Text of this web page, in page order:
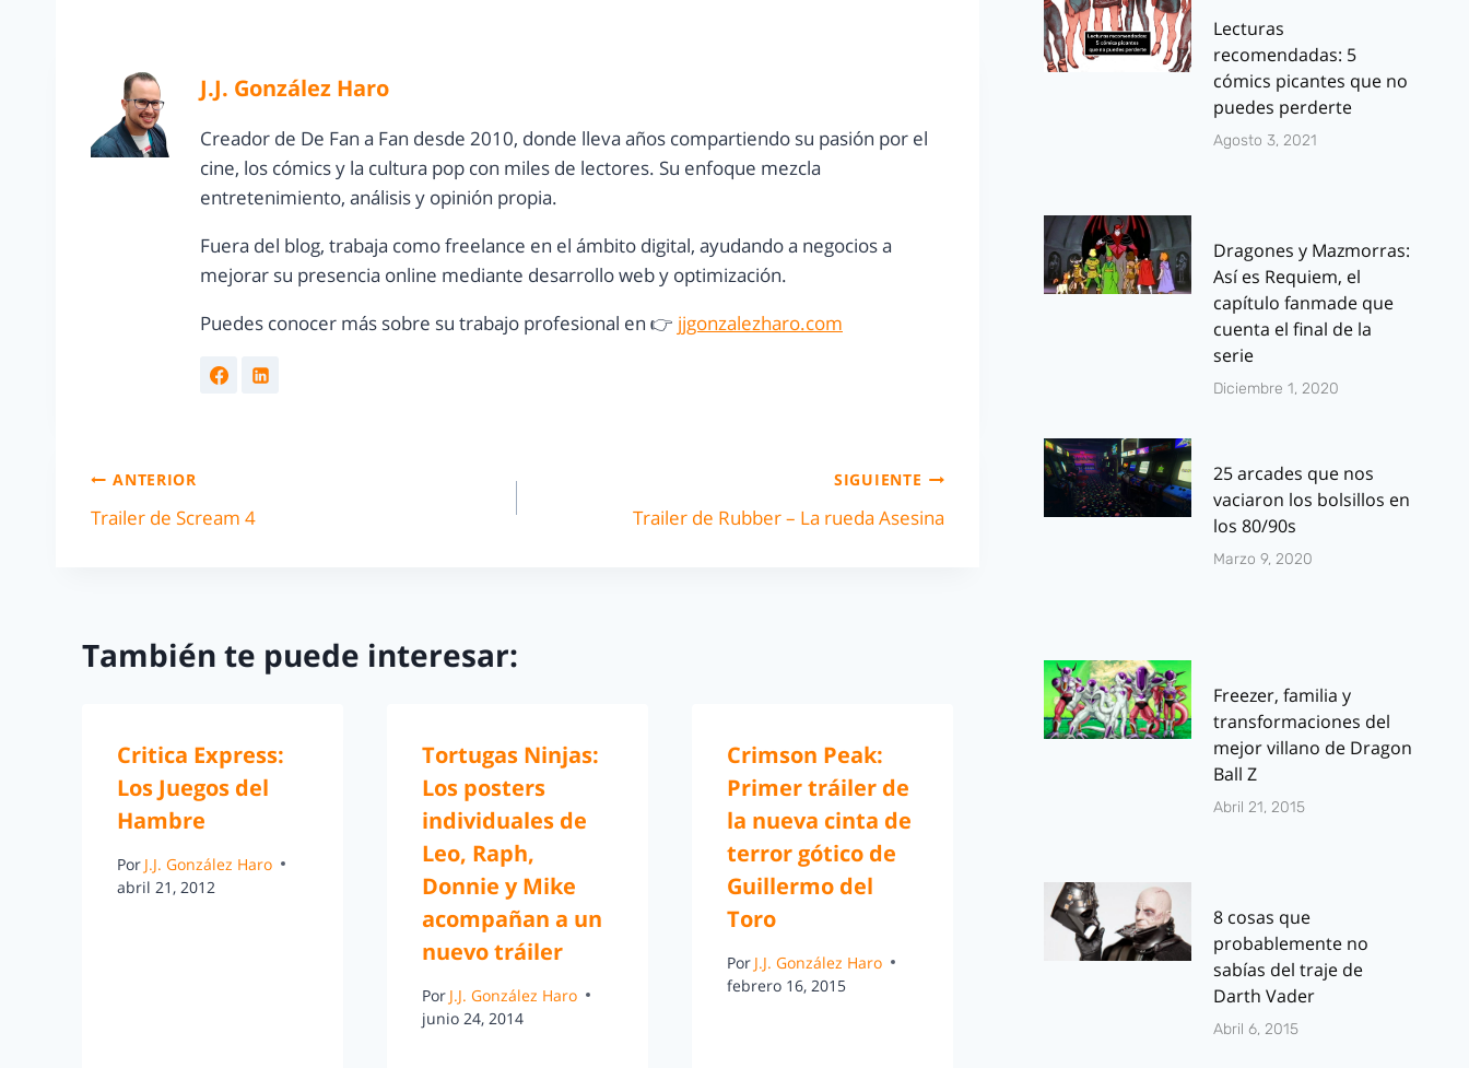
J.J. González Haro
Creador de De Fan a Fan desde 2010, donde lleva años compartiendo su pasión por el
cine, los cómics y la cultura pop con miles de lectores. Su enfoque mezcla
entretenimiento, análisis y opinión propia.
Fuera del blog, trabaja como freelance en el ámbito digital, ayudando a negocios a
mejorar su presencia online mediante desarrollo web y optimización.
Puedes conocer más sobre su trabajo profesional en 👉 jjgonzalezharo.com
ANTERIOR
Trailer de Scream 4
SIGUIENTE
Trailer de Rubber – La rueda Asesina
También te puede interesar:
Critica Express:
Los Juegos del
Hambre
Por J.J. González Haro
abril 21, 2012
Tortugas Ninjas:
Los posters
individuales de
Leo, Raph,
Donnie y Mike
acompañan a un
nuevo tráiler
Por J.J. González Haro
junio 24, 2014
Crimson Peak:
Primer tráiler de
la nueva cinta de
terror gótico de
Guillermo del
Toro
Por J.J. González Haro
febrero 16, 2015
Lecturas
recomendadas: 5
cómics picantes que no
puedes perderte
Agosto 3, 2021
Dragones y Mazmorras:
Así es Requiem, el
capítulo fanmade que
cuenta el final de la
serie
Diciembre 1, 2020
25 arcades que nos
vaciaron los bolsillos en
los 80/90s
Marzo 9, 2020
Freezer, familia y
transformaciones del
mejor villano de Dragon
Ball Z
Abril 21, 2015
8 cosas que
probablemente no
sabías del traje de
Darth Vader
Abril 6, 2015